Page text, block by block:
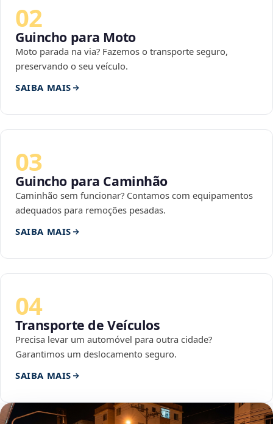
02
Guincho para Moto
Moto parada na via? Fazemos o transporte seguro,
preservando o seu veículo.
SAIBA MAIS
03
Guincho para Caminhão
Caminhão sem funcionar? Contamos com equipamentos
adequados para remoções pesadas.
SAIBA MAIS
04
Transporte de Veículos
Precisa levar um automóvel para outra cidade?
Garantimos um deslocamento seguro.
SAIBA MAIS